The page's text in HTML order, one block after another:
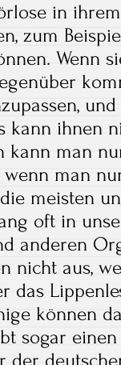
in
zum
Wenn
kann ihnen
kann man
wenn man
meisten
oft in
anderen
nicht aus,
das
können
sogar
der